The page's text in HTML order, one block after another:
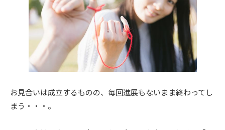
お見合いは成立するものの、毎回進展もないまま終わってし
まう・・・。